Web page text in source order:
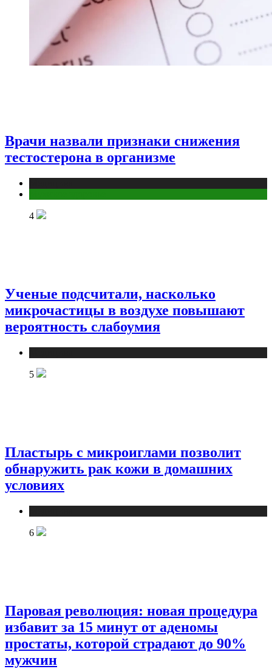
Врачи назвали признаки снижения
тестостерона в организме
4
Ученые подсчитали, насколько
микрочастицы в воздухе повышают
вероятность слабоумия
5
Пластырь с микроиглами позволит
обнаружить рак кожи в домашних
условиях
6
Паровая революция: новая процедура
избавит за 15 минут от аденомы
простаты, которой страдают до 90%
мужчин